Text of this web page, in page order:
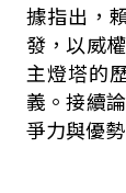
據指出，
發，以威
主燈塔的
義。接續
爭力與優